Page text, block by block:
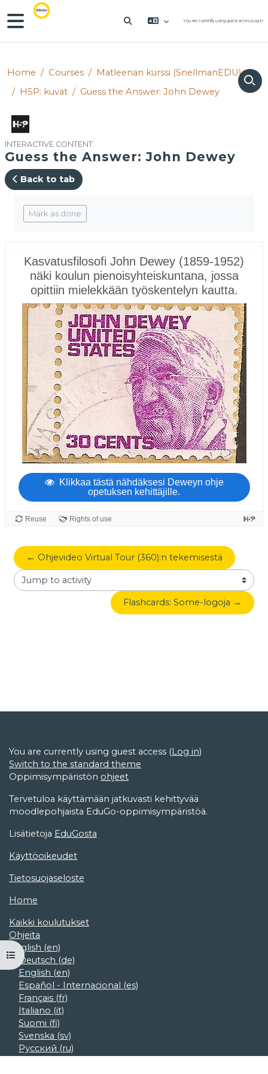
Skip to main content
Side panel
TOGGLE SEARCH INPUT
You are currently using guest accessLog in
Open course index
Home Courses
Matleenan kurssi (SnellmanEDU)
H5P: kuvat
Guess the Answer: John Dewey
INTERACTIVE CONTENT
Guess the Answer: John Dewey
Back to tab
Mark as done
← Ohjevideo Virtual Tour (360):n tekemisestä
Jump to activity
Flashcards: Some-logoja →
You are currently using guest access (Log in)
Switch to the standard theme
Oppimisympäristön ohjeet
Tervetuloa käyttämään jatkuvasti kehittyvää
moodlepohjaista EduGo-oppimisympäristöä.
Lisätietoja EduGosta
Käyttöoikeudet
Tietosuojaseloste
Home
Kaikki koulutukset
Ohjeita
English ‎(en)‎
Deutsch ‎(de)‎
English ‎(en)‎
Español - Internacional ‎(es)‎
Français ‎(fr)‎
Italiano ‎(it)‎
Suomi ‎(fi)‎
Svenska ‎(sv)‎
Русский ‎(ru)‎